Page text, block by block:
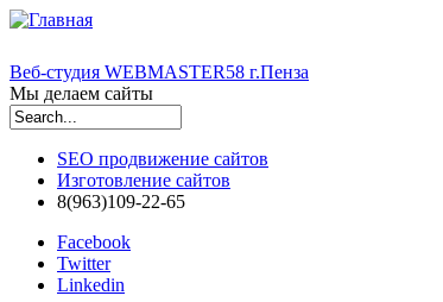
Веб-студия WEBMASTER58 г.Пенза
Мы делаем сайты
SEO продвижение сайтов
Изготовление сайтов
8(963)109-22-65
Facebook
Twitter
Linkedin